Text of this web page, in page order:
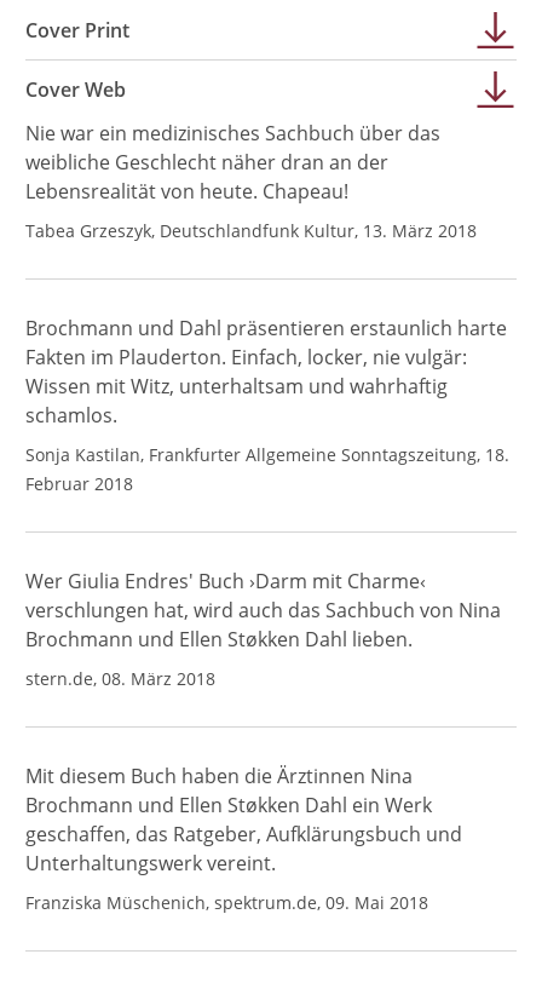
Cover Print
Cover Web
Nie war ein medizinisches Sachbuch über das
weibliche Geschlecht näher dran an der
Lebensrealität von heute. Chapeau!
Tabea Grzeszyk, Deutschlandfunk Kultur, 13. März 2018
Brochmann und Dahl präsentieren erstaunlich harte
Fakten im Plauderton. Einfach, locker, nie vulgär:
Wissen mit Witz, unterhaltsam und wahrhaftig
schamlos.
Sonja Kastilan, Frankfurter Allgemeine Sonntagszeitung, 18.
Februar 2018
Wer Giulia Endres' Buch ›Darm mit Charme‹
verschlungen hat, wird auch das Sachbuch von Nina
Brochmann und Ellen Støkken Dahl lieben.
stern.de, 08. März 2018
Mit diesem Buch haben die Ärztinnen Nina
Brochmann und Ellen Støkken Dahl ein Werk
geschaffen, das Ratgeber, Aufklärungsbuch und
Unterhaltungswerk vereint.
Franziska Müschenich, spektrum.de, 09. Mai 2018